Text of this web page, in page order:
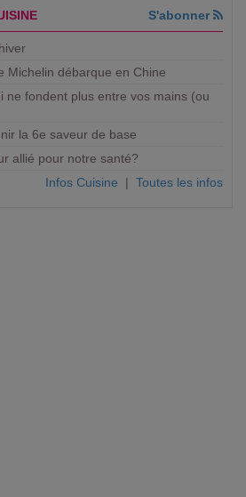
S'abonner
Michelin débarque en Chine
ne fondent plus entre vos mains (ou
la 6e saveur de base
allié pour notre santé?
Infos Cuisine | Toutes les infos